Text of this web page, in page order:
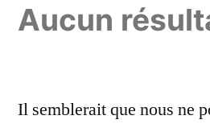
Aucun
Il semblerait que nous ne